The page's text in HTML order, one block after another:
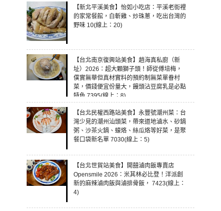
【新北平溪美食】怡如小吃店：平溪老街裡
的家常餐館，白斬雞、炒珠蔥，吃出台灣的
野味 10(線上：20)
【台北南京復興站美食】趙海真私廚（新
址）2026：超大顆獅子頭！師從傅培梅，
僕實無華但真材實料的預約制無菜單眷村
菜，價錢便宜份量大，饅頭沾豆腐乳是必點
特色 7395(線上：8)
【台北民權西路站美食】永豐號潮州菜：台
灣少見的潮州汕頭菜，帶來道地滷水、砂鍋
粥、沙茶火鍋、蠔烙、絲瓜烙等好菜，是聚
餐口袋新名單 7030(線上：5)
【台北世貿站美食】開囍滷肉飯專賣店
Opensmile 2026：米其林必比登！洋派創
新的麻辣滷肉飯與滷排骨飯， 7423(線上：
4)